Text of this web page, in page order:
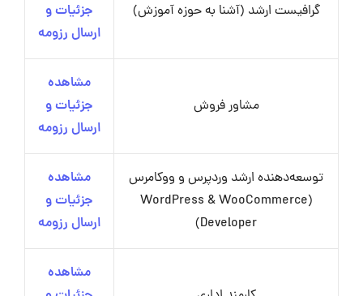
گرافیست ارشد (آشنا به حوزه آموزش)
جزئیات و
ارسال رزومه
مشاور فروش
مشاهده
جزئیات و
ارسال رزومه
توسعه‌دهنده ارشد وردپرس و ووکامرس
(WordPress & WooCommerce
Developer)
مشاهده
جزئیات و
ارسال رزومه
مشاهده